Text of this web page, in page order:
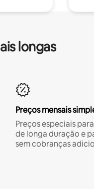
longas
Preços mensais
Preços especiais
de longa duração e
sem cobranças